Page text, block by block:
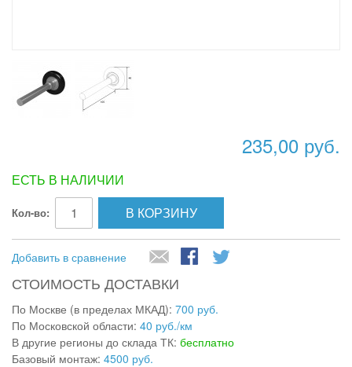
235,00 руб.
ЕСТЬ В НАЛИЧИИ
Кол-во: В КОРЗИНУ
Добавить в сравнение
СТОИМОСТЬ ДОСТАВКИ
По Москве (в пределах МКАД): 700 руб.
По Московской области: 40 руб./км
В другие регионы до склада ТК: бесплатно
Базовый монтаж: 4500 руб.